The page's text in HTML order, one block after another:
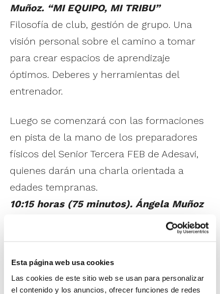
Esta página web usa cookies
Las cookies de este sitio web se usan para personalizar
el contenido y los anuncios, ofrecer funciones de redes
Muñoz. “MI EQUIPO, MI TRIBU”
Filosofía de club, gestión de grupo. Una
visión personal sobre el camino a tomar
para crear espacios de aprendizaje
óptimos. Deberes y herramientas del
entrenador.
Luego se comenzará con las formaciones
en pista de la mano de los preparadores
físicos del Senior Tercera FEB de Adesavi,
quienes darán una charla orientada a
edades tempranas.
10:15 horas (75 minutos). Ángela Muñoz
y Jean Gomis. “CRECER JUGANDO,
BENEFICIOS DEL DESARROLLO MOTRIZ
Beneficios del desarrollo de las habilidades
motrices en el aprendizaje y la práctica del